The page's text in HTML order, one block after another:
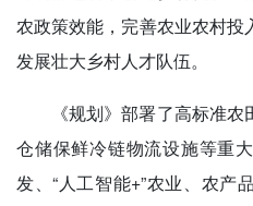
农政策效能，完善农业农村投
发展壮大乡村人才队伍。
《规划》部署了高标准农
仓储保鲜冷链物流设施等重
发、“人工智能+”农业、农产